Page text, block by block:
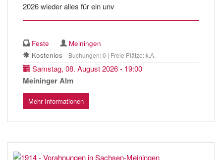
2026 wieder alles für ein unv
Feste
Meiningen
Kostenlos
Buchungen: 0 | Freie Plätze: k.A.
Samstag, 08. August 2026 - 19:00
Meininger Alm
Mehr Informationen